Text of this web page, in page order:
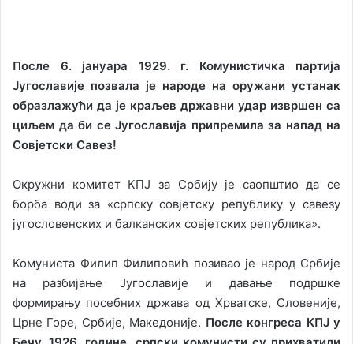
После 6. јануара 1929. г. Комунистичка партија
Југославије позвала је народе на оружани устанак
образлажући да је краљев државни удар извршен са
циљем да би се Југославија припремила за напад на
Совјетски Савез!
Окружни комитет КПЈ за Србију је саопштио да се
борба води за «српску совјетску републику у савезу
југословенских и балканских совјетских република».
Комуниста Филип Филиповић позивао је народ Србије
на разбијање Југославије и давање подршке
формирању посебних држава од Хрватске, Словеније,
Црне Горе, Србије, Македоније. После конгреса КПЈ у